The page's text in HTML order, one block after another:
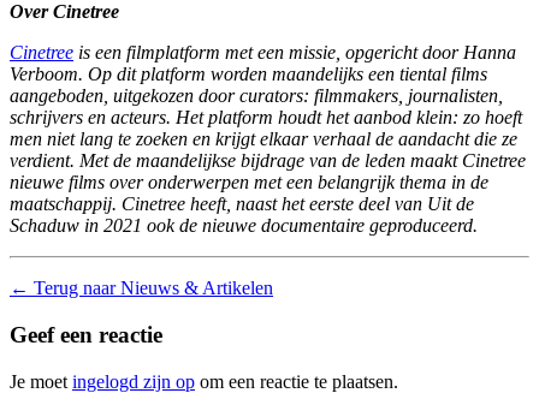
Over Cinetree
Cinetree is een filmplatform met een missie, opgericht door Hanna
Verboom. Op dit platform worden maandelijks een tiental films
aangeboden, uitgekozen door curators: filmmakers, journalisten,
schrijvers en acteurs. Het platform houdt het aanbod klein: zo hoeft
men niet lang te zoeken en krijgt elkaar verhaal de aandacht die ze
verdient. Met de maandelijkse bijdrage van de leden maakt Cinetree
nieuwe films over onderwerpen met een belangrijk thema in de
maatschappij. Cinetree heeft, naast het eerste deel van Uit de
Schaduw in 2021 ook de nieuwe documentaire geproduceerd.
← Terug naar Nieuws & Artikelen
Geef een reactie
Je moet ingelogd zijn op om een reactie te plaatsen.